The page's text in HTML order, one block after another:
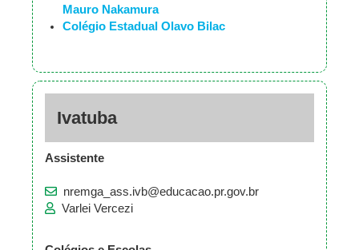
Mauro Nakamura
Colégio Estadual Olavo Bilac
Ivatuba
Assistente
nremga_ass.ivb@educacao.pr.gov.br
Varlei Vercezi